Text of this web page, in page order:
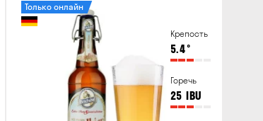
Крепость
5.4°
Горечь
25 IBU
Только онлайн